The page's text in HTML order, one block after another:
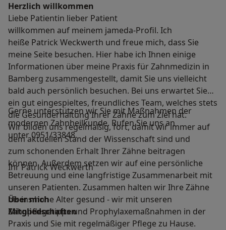
Herzlich willkommen
Liebe Patientin lieber Patient
willkommen auf meinem jameda-Profil. Ich
heiße Patrick Weckwerth und freue mich, dass Sie
meine Seite besuchen. Hier habe ich Ihnen einige
Informationen über meine Praxis für Zahnmedizin in
Bamberg zusammengestellt, damit Sie uns vielleicht
bald auch persönlich besuchen. Bei uns erwartet Sie
ein gut eingespieltes, freundliches Team, welches stets
die Gesunderhaltung Ihrer Zähne zum Ziel hat.
Wir bilden uns regelmäßig, fort, damit wir immer auf
dem aktuellen Stand der Wissenschaft sind und
zum schonenden Erhalt Ihrer Zähne beitragen
können. Außerdem setzen wir auf eine persönliche
Betreuung und eine langfristige Zusammenarbeit mit
unseren Patienten. Zusammen halten wir Ihre Zähne
bis ins hohe Alter gesund - wir mit unseren
Zahnpflegetipps und Prophylaxemaßnahmen in der
Praxis und Sie mit regelmäßiger Pflege zu Hause.
Gerne unterstützen wir Sie mit Maßnahmen der
modernen Zahnheilkunde. Rufen Sie uns an
unter 0951/33848.
Ihr Patrick Weckwerth
Über mich
Mitgliedschaften